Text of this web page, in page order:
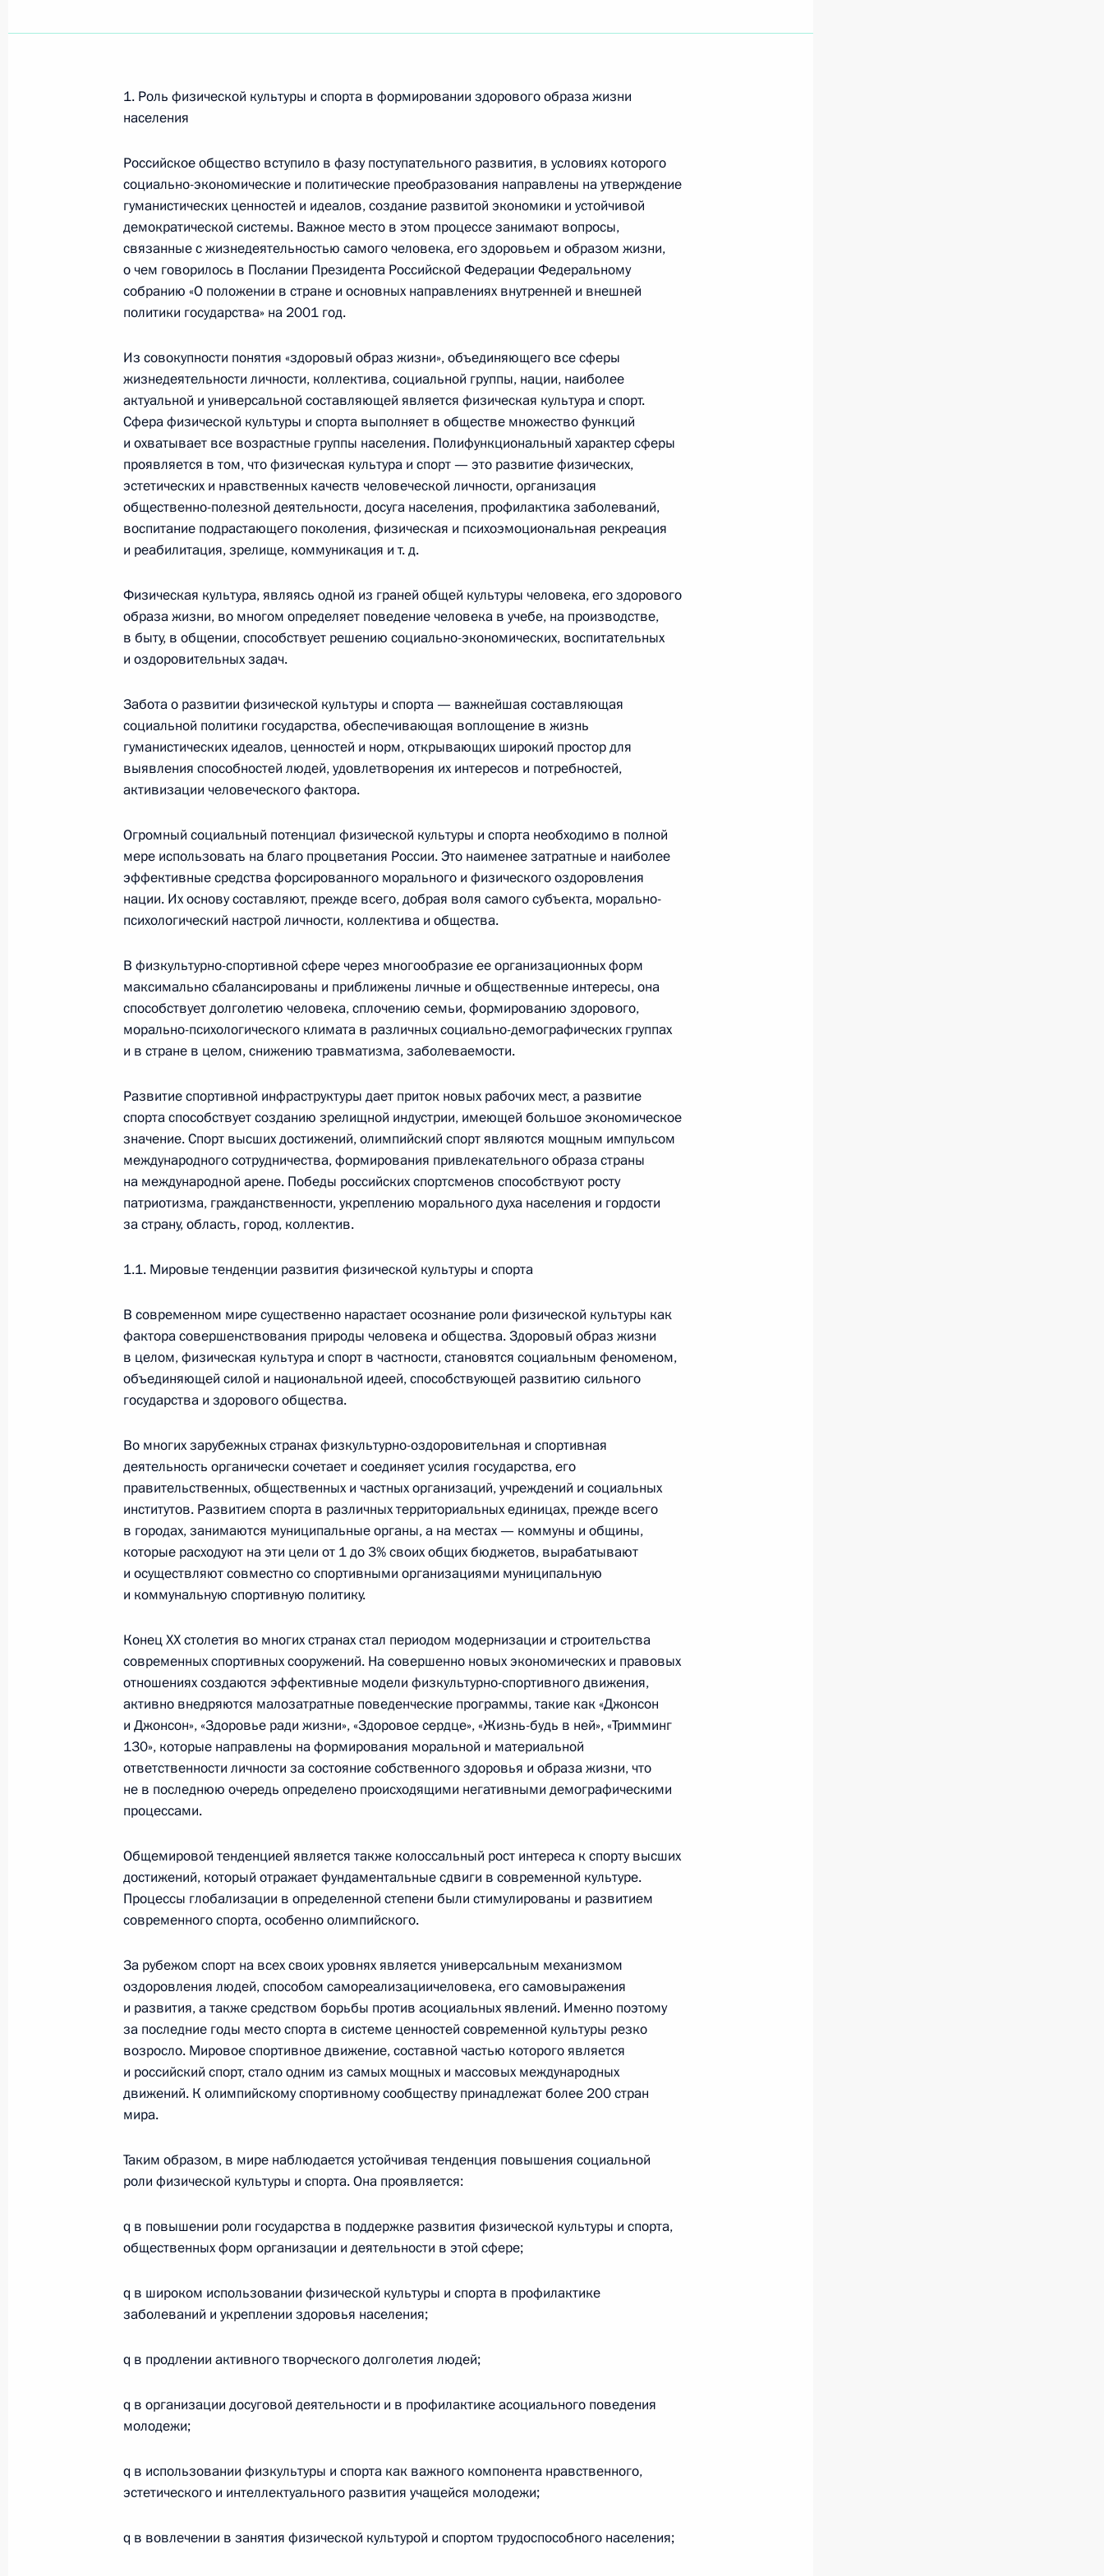
30 января 2002 года, среда
по вопросам развития спорта в России
30 января 2002 года, 20:02 Москва, Кремль
Заключительное слово Президента Российской Федерации
В.В.Путина на заседании Государственного совета Российской
Федерации
Москва, Кремль
Вступительное слово на заседании Государственного совета
по вопросам развития спорта в России
30 января 2002 года, 00:01 Москва, Кремль
О повышении роли физической культуры и спорта
30 января 2002 года, 00:00 Москва, Кремль
Председателя Государственного совета Российской Федерации
В.В.Путина
30 января 2002 года, 00:00 Москва, Кремль
29 января 2002 года, вторник
Выступление Президента России
29 января 2002 года, 17:05 Москва, Кремль
Вступительное слово на заседании президиума Государственного
совета по вопросам развития спорта в России
29 января 2002 года, 00:02 Москва, Кремль
Вступительное слово на встрече с Федеральным канцлером
Австрии Вольфгангом Шюсселем
29 января 2002 года, 00:00 Москва, Кремль
28 января 2002 года, понедельник
28 января 2002 года, 00:00 Москва, Кремль
25 января 2002 года, пятница
Заявление для прессы по окончании российско-
азербайджанских переговоров
25 января 2002 года, 00:00 Москва, Кремль
22 января 2002 года, вторник
Вступительное слово на встрече с лидерами фракций
и депутатских групп Государственной Думы
22 января 2002 года, 00:02 Москва, Кремль
Выступление на церемонии вручения Государственных наград
Российской Федерации
22 января 2002 года, 00:01 Москва, Кремль
21 января 2002 года, понедельник
Государственного космического научно-производственного
центра им. М.В.Хруничева
21 января 2002 года, 00:02 Москва
Выступление на российско-туркменских переговорах
в расширенном составе
21 января 2002 года, 00:01 Москва, Кремль
18 января 2002 года, пятница
безопасности
18 января 2002 года, 00:01 Московская область
Ответы на вопросы журналистов в ходе совместной пресс-
конференции с Президентом Польши Александером
17 января 2002 года, 00:02 Познань
1. Роль физической культуры и спорта в формировании здорового образа жизни
населения
Российское общество вступило в фазу поступательного развития, в условиях которого
социально-экономические и политические преобразования направлены на утверждение
гуманистических ценностей и идеалов, создание развитой экономики и устойчивой
демократической системы. Важное место в этом процессе занимают вопросы,
связанные с жизнедеятельностью самого человека, его здоровьем и образом жизни,
о чем говорилось в Послании Президента Российской Федерации Федеральному
собранию «О положении в стране и основных направлениях внутренней и внешней
политики государства» на 2001 год.
Из совокупности понятия «здоровый образ жизни», объединяющего все сферы
жизнедеятельности личности, коллектива, социальной группы, нации, наиболее
актуальной и универсальной составляющей является физическая культура и спорт.
Сфера физической культуры и спорта выполняет в обществе множество функций
и охватывает все возрастные группы населения. Полифункциональный характер сферы
проявляется в том, что физическая культура и спорт — это развитие физических,
эстетических и нравственных качеств человеческой личности, организация
общественно-полезной деятельности, досуга населения, профилактика заболеваний,
воспитание подрастающего поколения, физическая и психоэмоциональная рекреация
и реабилитация, зрелище, коммуникация и т. д.
Физическая культура, являясь одной из граней общей культуры человека, его здорового
образа жизни, во многом определяет поведение человека в учебе, на производстве,
в быту, в общении, способствует решению социально-экономических, воспитательных
и оздоровительных задач.
Забота о развитии физической культуры и спорта — важнейшая составляющая
социальной политики государства, обеспечивающая воплощение в жизнь
гуманистических идеалов, ценностей и норм, открывающих широкий простор для
выявления способностей людей, удовлетворения их интересов и потребностей,
активизации человеческого фактора.
Огромный социальный потенциал физической культуры и спорта необходимо в полной
мере использовать на благо процветания России. Это наименее затратные и наиболее
эффективные средства форсированного морального и физического оздоровления
нации. Их основу составляют, прежде всего, добрая воля самого субъекта, морально-
психологический настрой личности, коллектива и общества.
В физкультурно-спортивной сфере через многообразие ее организационных форм
максимально сбалансированы и приближены личные и общественные интересы, она
способствует долголетию человека, сплочению семьи, формированию здорового,
морально-психологического климата в различных социально-демографических группах
и в стране в целом, снижению травматизма, заболеваемости.
Развитие спортивной инфраструктуры дает приток новых рабочих мест, а развитие
спорта способствует созданию зрелищной индустрии, имеющей большое экономическое
значение. Спорт высших достижений, олимпийский спорт являются мощным импульсом
международного сотрудничества, формирования привлекательного образа страны
на международной арене. Победы российских спортсменов способствуют росту
патриотизма, гражданственности, укреплению морального духа населения и гордости
за страну, область, город, коллектив.
1.1. Мировые тенденции развития физической культуры и спорта
В современном мире существенно нарастает осознание роли физической культуры как
фактора совершенствования природы человека и общества. Здоровый образ жизни
в целом, физическая культура и спорт в частности, становятся социальным феноменом,
объединяющей силой и национальной идеей, способствующей развитию сильного
государства и здорового общества.
Во многих зарубежных странах физкультурно-оздоровительная и спортивная
деятельность органически сочетает и соединяет усилия государства, его
правительственных, общественных и частных организаций, учреждений и социальных
институтов. Развитием спорта в различных территориальных единицах, прежде всего
в городах, занимаются муниципальные органы, а на местах — коммуны и общины,
которые расходуют на эти цели от 1 до 3% своих общих бюджетов, вырабатывают
и осуществляют совместно со спортивными организациями муниципальную
и коммунальную спортивную политику.
Конец XX столетия во многих странах стал периодом модернизации и строительства
современных спортивных сооружений. На совершенно новых экономических и правовых
отношениях создаются эффективные модели физкультурно-спортивного движения,
активно внедряются малозатратные поведенческие программы, такие как «Джонсон
и Джонсон», «Здоровье ради жизни», «Здоровое сердце», «Жизнь-будь в ней», «Тримминг
130», которые направлены на формирования моральной и материальной
ответственности личности за состояние собственного здоровья и образа жизни, что
не в последнюю очередь определено происходящими негативными демографическими
процессами.
Общемировой тенденцией является также колоссальный рост интереса к спорту высших
достижений, который отражает фундаментальные сдвиги в современной культуре.
Процессы глобализации в определенной степени были стимулированы и развитием
современного спорта, особенно олимпийского.
За рубежом спорт на всех своих уровнях является универсальным механизмом
оздоровления людей, способом самореализациичеловека, его самовыражения
и развития, а также средством борьбы против асоциальных явлений. Именно поэтому
за последние годы место спорта в системе ценностей современной культуры резко
возросло. Мировое спортивное движение, составной частью которого является
и российский спорт, стало одним из самых мощных и массовых международных
движений. К олимпийскому спортивному сообществу принадлежат более 200 стран
мира.
Таким образом, в мире наблюдается устойчивая тенденция повышения социальной
роли физической культуры и спорта. Она проявляется:
q в повышении роли государства в поддержке развития физической культуры и спорта,
общественных форм организации и деятельности в этой сфере;
q в широком использовании физической культуры и спорта в профилактике
заболеваний и укреплении здоровья населения;
q в продлении активного творческого долголетия людей;
q в организации досуговой деятельности и в профилактике асоциального поведения
молодежи;
q в использовании физкультуры и спорта как важного компонента нравственного,
эстетического и интеллектуального развития учащейся молодежи;
q в вовлечении в занятия физической культурой и спортом трудоспособного населения;